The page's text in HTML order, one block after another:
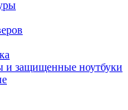
защищенные ноутбуки